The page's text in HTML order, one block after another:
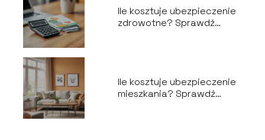
Ile kosztuje ubezpieczenie
zdrowotne? Sprawdź
Ile kosztuje ubezpieczenie
mieszkania? Sprawdź